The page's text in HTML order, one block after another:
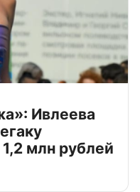
Ивлеева
млн рублей